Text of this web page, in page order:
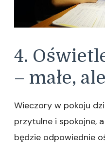
4.
– małe,
Wieczory w pokoju
przytulne i spokojne,
będzie odpowiednie